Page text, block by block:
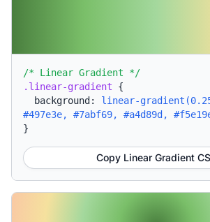
/* Linear Gradient */
.linear-gradient {
background: linear-
#497e3e, #7abf69, #a4d89d,
}
Copy Linear Gradient